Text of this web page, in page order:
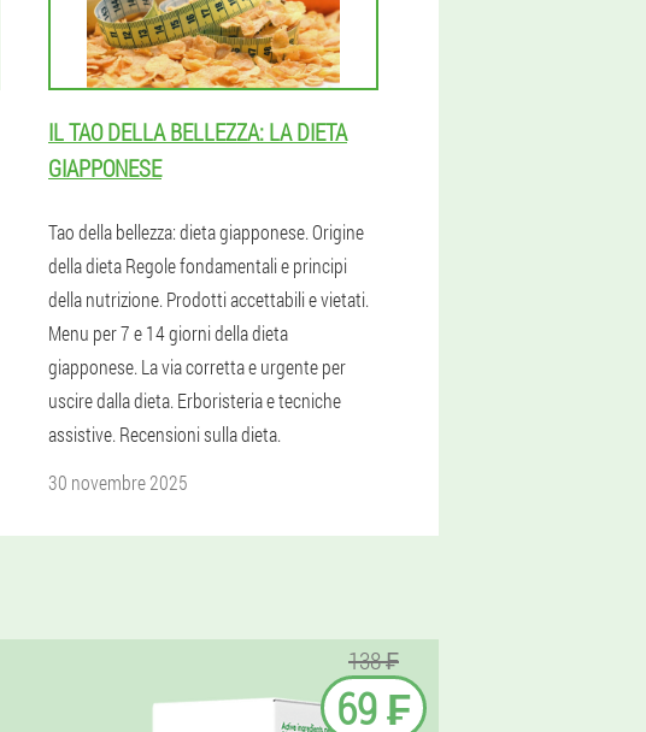
IL TAO DELLA BELLEZZA: LA DIETA
GIAPPONESE
Tao della bellezza: dieta giapponese. Origine
della dieta Regole fondamentali e principi
della nutrizione. Prodotti accettabili e vietati.
Menu per 7 e 14 giorni della dieta
giapponese. La via corretta e urgente per
uscire dalla dieta. Erboristeria e tecniche
assistive. Recensioni sulla dieta.
30 novembre 2025
138 ₣
69 ₣